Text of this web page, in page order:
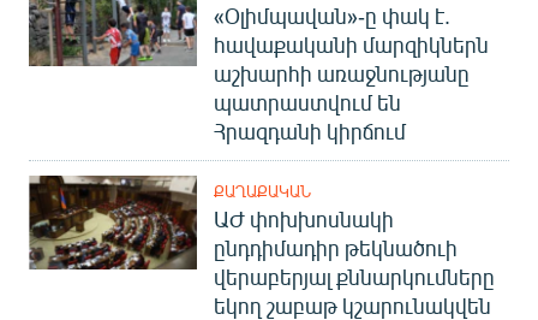
«Օլիմպավան»-ը փակ է.
հավաքականի մարզիկներն
աշխարհի առաջնությանը
պատրաստվում են
Հրազդանի կիրճում
ՔԱՂԱՔԱԿԱՆ
ԱԺ փոխխոսնակի
ընդդիմադիր թեկնածուի
վերաբերյալ քննարկումները
եկող շաբաթ կշարունակվեն